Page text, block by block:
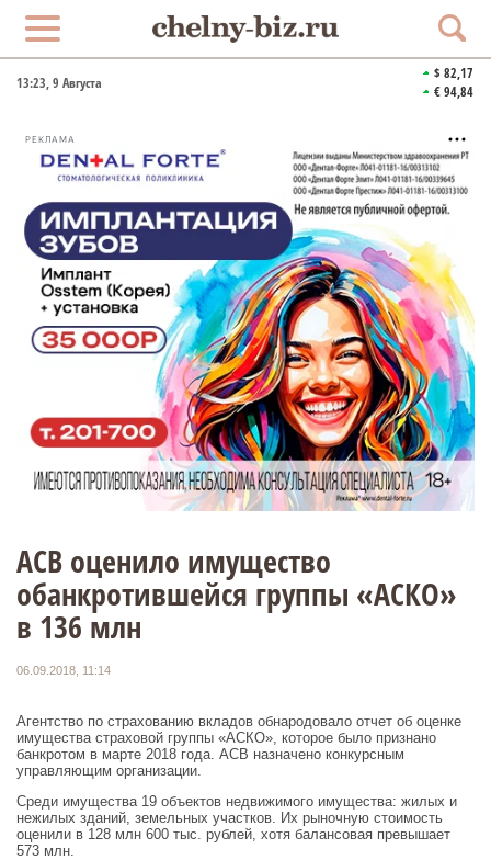
13:23, 9 Августа
$ 82,17
€ 94,84
РЕКЛАМА
АСВ оценило имущество
обанкротившейся группы «АСКО»
в 136 млн
06.09.2018, 11:14
Агентство по страхованию вкладов обнародовало отчет об оценке
имущества страховой группы «АСКО», которое было признано
банкротом в марте 2018 года. АСВ назначено конкурсным
управляющим организации.
Среди имущества 19 объектов недвижимого имущества: жилых и
нежилых зданий, земельных участков. Их рыночную стоимость
оценили в 128 млн 600 тыс. рублей, хотя балансовая превышает
573 млн.